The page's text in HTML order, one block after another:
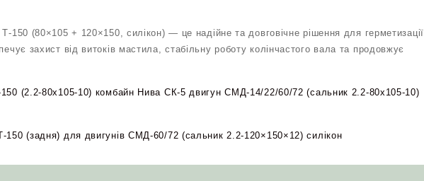
(80×105 + 120×150, силікон) — це надійне та довговічне рішення для герметизації
захист від витоків мастила, стабільну роботу колінчастого вала та продовжує
(2.2-80х105-10) комбайн Нива СК-5 двигун СМД-14/22/60/72 (сальник 2.2-80х105-10)
150 (задня) для двигунів СМД‑60/72 (сальник 2.2‑120×150×12) силікон